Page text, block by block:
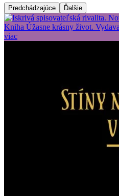
Predchádzajúce Ďalšie